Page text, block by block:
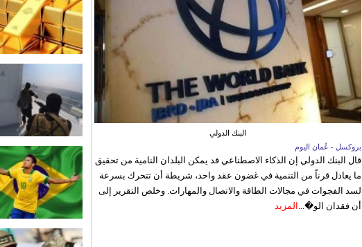
البنك الدولي
بروكسل - عُمان اليوم
قال البنك الدولي إن الذكاء الاصطناعي قد يمكن البلدان النامية من تحقيق
ما يعادل قرناً من التنمية في غضون عقد واحد، شريطة أن تتحرك بسرعة
لسد الفجوات في مجالات الطاقة والاتصال والمهارات. وخلص التقرير إلى
أن فقدان الو�... المزيد